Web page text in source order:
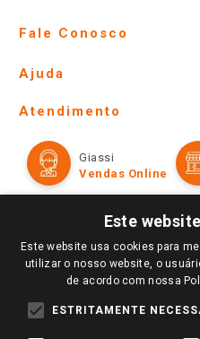
Fale Conosco
Lojas Físicas e Horários
Ofertas
Televendas
Amigo Giassi
Trabalhe Conosco
Identidade Visual
Ajuda
Formas de Pagamento
Políticas de entrega
Trocas e Devoluções
Atendimento
Giassi
Vendas Online
Redes Sociais
Este
Este website usa cookies para
utilizar o nosso website, o
de acordo com nossa
ESTRITAMENTE